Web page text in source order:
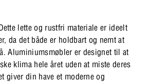
lette og rustfri materiale er ideelt
da det både er holdbart og nemt at
Aluminiumsmøbler er designet til at
klima hele året uden at miste deres
giver din have et moderne og